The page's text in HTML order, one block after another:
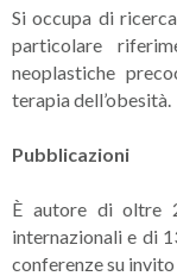
Si occupa di
particolare
neoplastiche
terapia dell’obesità.
Pubblicazioni
È autore di oltre
internazionali e di
conferenze su